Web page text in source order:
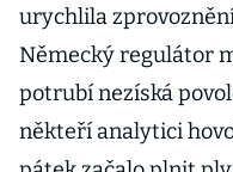
urychlila
Německý regulátor
potrubí nezíská
někteří analytici